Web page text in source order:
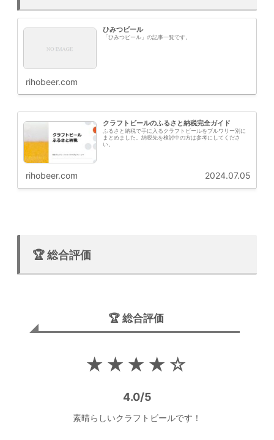
ひみつビール
「ひみつビール」の記事一覧です。
rihobeer.com
クラフトビールのふるさと納税完全ガイド
ふるさと納税で手に入るクラフトビールをブルワリー別に
まとめました。納税先を検討中の方は参考にしてくださ
い。
rihobeer.com 2024.07.05
🏆 総合評価
🏆 総合評価
★★★★☆
4.0/5
素晴らしいクラフトビールです！